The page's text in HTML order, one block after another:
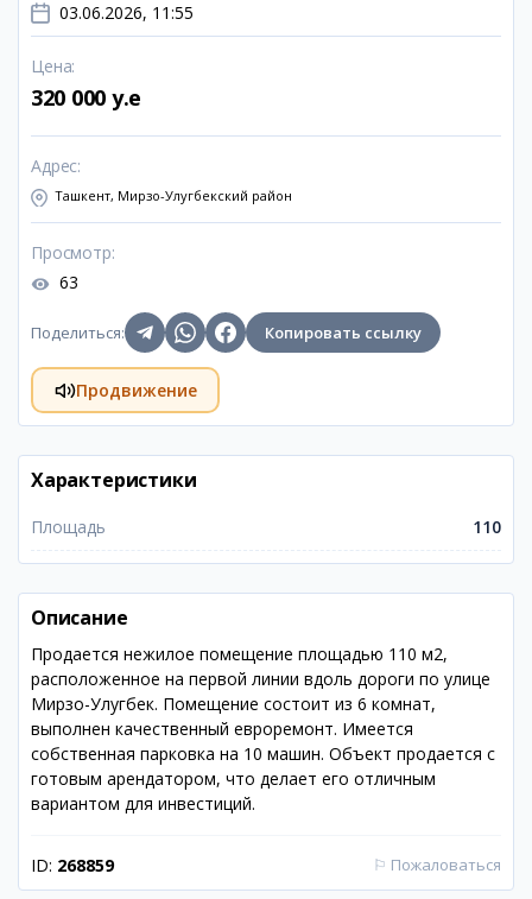
03.06.2026, 11:55
Цена:
320 000 y.e
Адрес:
Ташкент, Мирзо-Улугбекский район
Просмотр:
63
Поделиться: Копировать ссылку
Продвижение
Характеристики
Площадь 110
Описание
Продается нежилое помещение площадью 110 м2,
расположенное на первой линии вдоль дороги по улице
Мирзо-Улугбек. Помещение состоит из 6 комнат,
выполнен качественный евроремонт. Имеется
собственная парковка на 10 машин. Объект продается с
готовым арендатором, что делает его отличным
вариантом для инвестиций.
ID: 268859 ⚐ Пожаловаться